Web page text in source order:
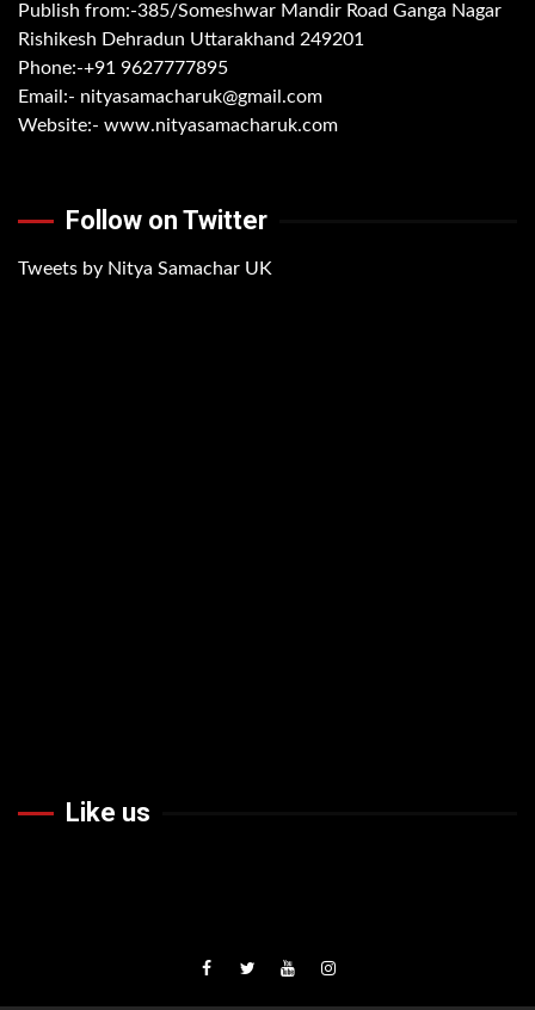
Publish from:-385/Someshwar Mandir Road Ganga Nagar
Rishikesh Dehradun Uttarakhand 249201
Phone:-+91 9627777895
Email:- nityasamacharuk@gmail.com
Website:- www.nityasamacharuk.com
Follow on Twitter
Tweets by Nitya Samachar UK
Like us
Facebook
TwiteerYoutubeInstagram